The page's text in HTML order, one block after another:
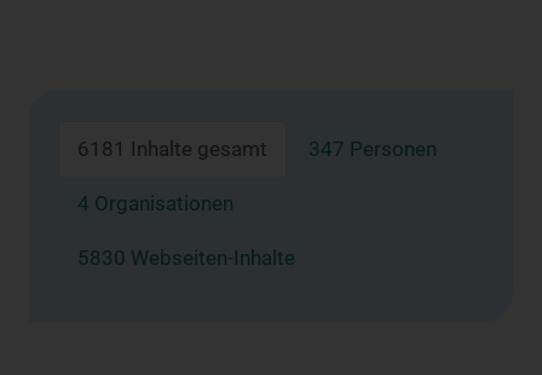
6181 Inhalte gesamt 347 Personen
4 Organisationen
5830 Webseiten-Inhalte